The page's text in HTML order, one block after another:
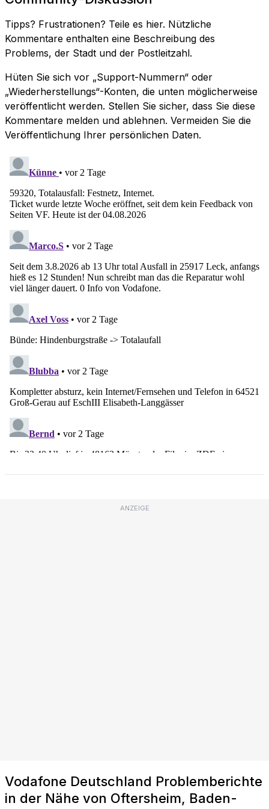
Tipps? Frustrationen? Teile es hier. Nützliche
Kommentare enthalten eine Beschreibung des
Problems, der Stadt und der Postleitzahl.
Hüten Sie sich vor „Support-Nummern“ oder
„Wiederherstellungs“-Konten, die unten möglicherweise
veröffentlicht werden. Stellen Sie sicher, dass Sie diese
Kommentare melden und ablehnen. Vermeiden Sie die
Veröffentlichung Ihrer persönlichen Daten.
ANZEIGE
Vodafone Deutschland Problemberichte
in der Nähe von Oftersheim, Baden-